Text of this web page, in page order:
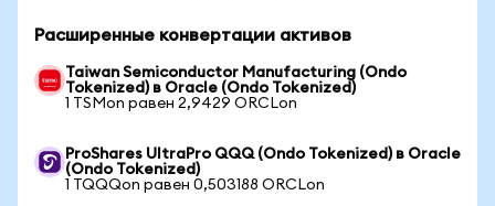
Расширенные конвертации активов
Taiwan Semiconductor Manufacturing (Ondo
Tokenized) в Oracle (Ondo Tokenized)
1 TSMon равен 2,9429 ORCLon
ProShares UltraPro QQQ (Ondo Tokenized) в Oracle
(Ondo Tokenized)
1 TQQQon равен 0,503188 ORCLon